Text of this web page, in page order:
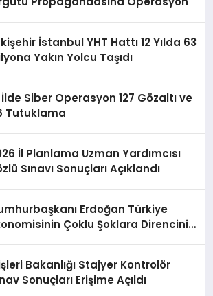
İstanbul YHT Hattı 12 Yılda 63
Yakın Yolcu Taşıdı
İlde Siber Operasyon 127 Gözaltı ve
Tutuklama
İl Planlama Uzman Yardımcısı
Sınavı Sonuçları Açıklandı
Erdoğan Türkiye
Çoklu Şoklara Direncini
Bakanlığı Stajyer Kontrolör
Sonuçları Erişime Açıldı